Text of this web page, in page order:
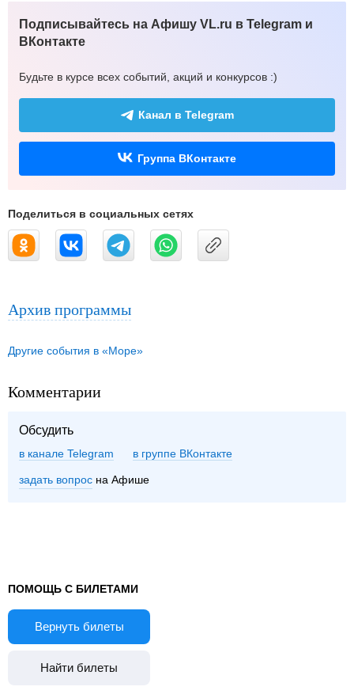
Подписывайтесь на Афишу VL.ru в Telegram и
ВКонтакте
Будьте в курсе всех событий, акций и конкурсов :)
Канал в Telegram
Группа ВКонтакте
Поделиться в социальных сетях
Архив программы
Другие события в «Море»
Комментарии
Обсудить
в канале Telegram группе ВКонтакте
задать вопрос на Афише
ПОМОЩЬ С БИЛЕТАМИ
Вернуть билеты
Найти билеты